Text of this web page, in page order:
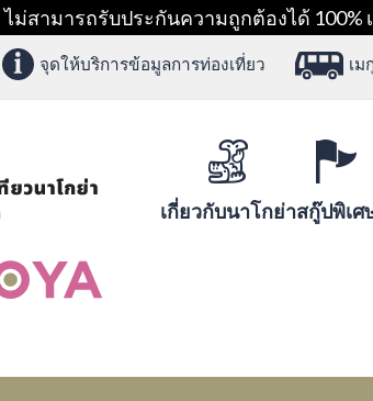
ไม่สามารถรับประกันความถูกต้องได้ 100%
จุดให้บริการข้อมูลการท่องเที่ยว เม
เกี่ยวกับนาโกย่าสกู๊ปพิเศ